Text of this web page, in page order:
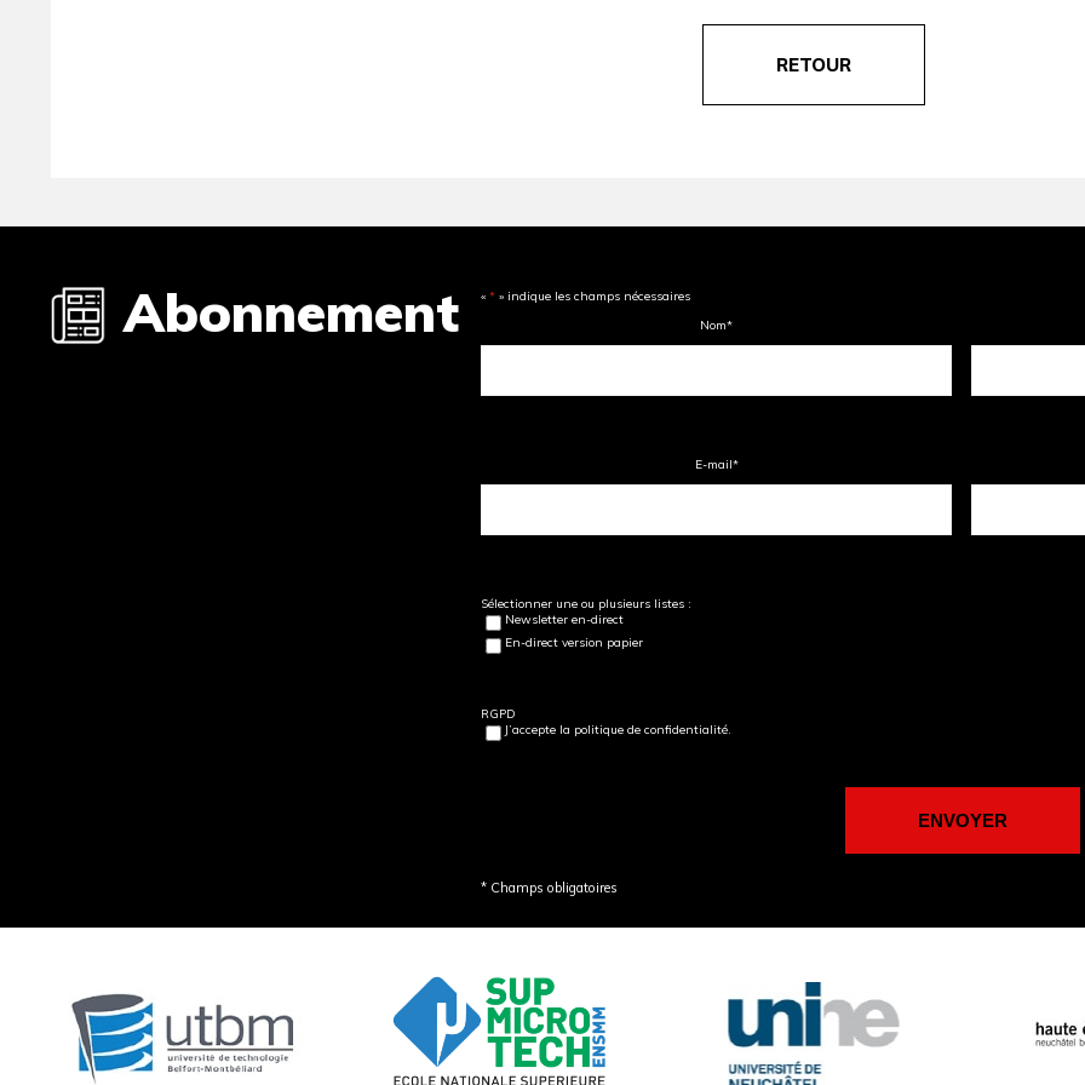
RETOUR
Abonnement « * » indique les champs nécessaires
Nom*
E-mail*
Sélectionner une ou plusieurs listes :
Newsletter en-direct
En-direct version papier
RGPD
J’accepte la politique de confidentialité.
* Champs obligatoires